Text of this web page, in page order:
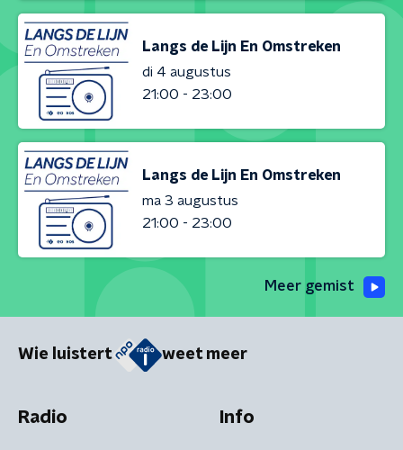
Langs de Lijn En Omstreken
di 4 augustus
21:00 - 23:00
Langs de Lijn En Omstreken
ma 3 augustus
21:00 - 23:00
Meer gemist
Wie luistert weet meer
Radio Info